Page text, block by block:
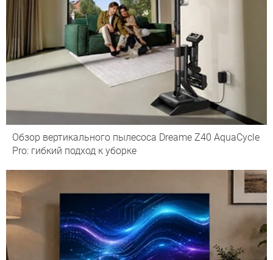
Обзор вертикального пылесоса Dreame Z40 AquaCycle
Pro: гибкий подход к уборке